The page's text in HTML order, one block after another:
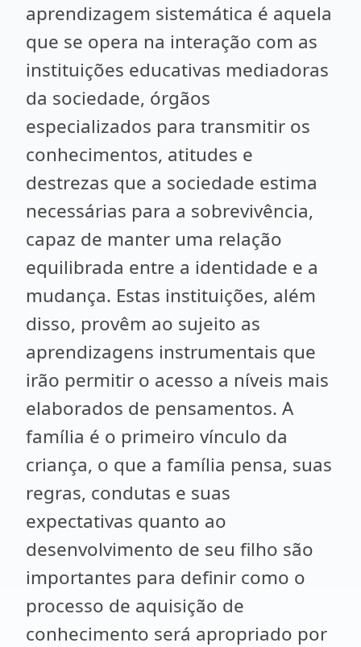
aprendizagem sistemática é aquela
que se opera na interação com as
instituições educativas mediadoras
da sociedade, órgãos
especializados para transmitir os
conhecimentos, atitudes e
destrezas que a sociedade estima
necessárias para a sobrevivência,
capaz de manter uma relação
equilibrada entre a identidade e a
mudança. Estas instituições, além
disso, provêm ao sujeito as
aprendizagens instrumentais que
irão permitir o acesso a níveis mais
elaborados de pensamentos. A
família é o primeiro vínculo da
criança, o que a família pensa, suas
regras, condutas e suas
expectativas quanto ao
desenvolvimento de seu filho são
importantes para definir como o
processo de aquisição de
conhecimento será apropriado por